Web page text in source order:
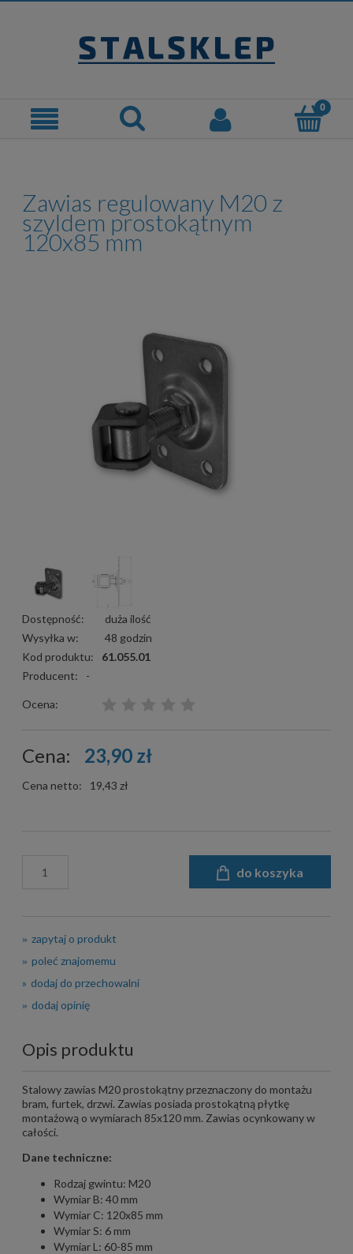
Zawias regulowany M20 z
szyldem prostokątnym
120x85 mm
Dostępność:
duża ilość
Wysyłka w:
48 godzin
Kod produktu:
61.055.01
Producent:
-
Ocena:
Cena: 23,90 zł
Cena netto: 19,43 zł
do koszyka
zapytaj o produkt
poleć znajomemu
dodaj do przechowalni
dodaj opinię
Opis produktu
Stalowy zawias M20 prostokątny przeznaczony do montażu
bram, furtek, drzwi. Zawias posiada prostokątną płytkę
montażową o wymiarach 85x120 mm. Zawias ocynkowany w
całości.
Dane techniczne:
Rodzaj gwintu: M20
Wymiar B: 40 mm
Wymiar C: 120x85 mm
Wymiar S: 6 mm
Wymiar L: 60-85 mm